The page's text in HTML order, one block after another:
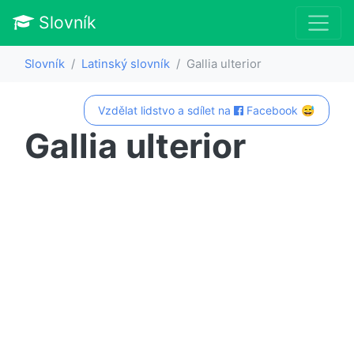
Slovník
Slovník Latinský slovník Gallia ulterior
Vzdělat lidstvo a sdílet na Facebook 😅
Gallia ulterior